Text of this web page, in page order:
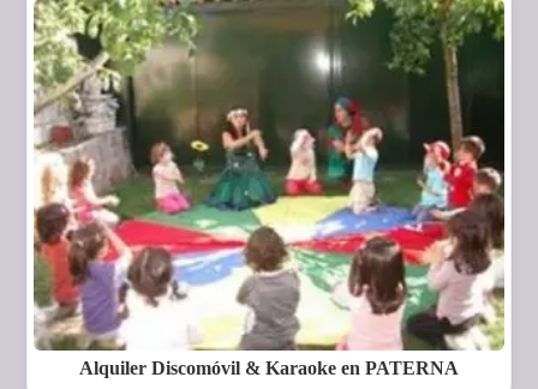
Alquiler Discomóvil & Karaoke en PATERNA